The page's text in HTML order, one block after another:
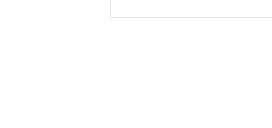
🦁 八王子・迫力の舞と響く音